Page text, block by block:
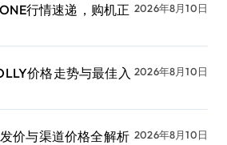
行情速递，购机正 2026年8月10日
价格走势与最佳入 2026年8月10日
价与渠道价格全解析 2026年8月10日